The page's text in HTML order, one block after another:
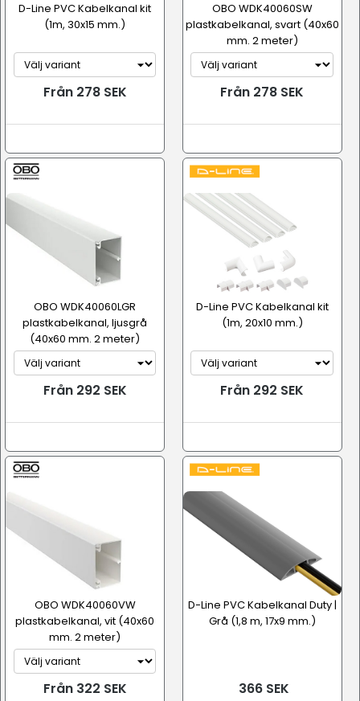
D-Line PVC Kabelkanal kit
(1m, 30x15 mm.)
Från 278 SEK
OBO WDK40060SW
plastkabelkanal, svart (40x60
mm. 2 meter)
Från 278 SEK
OBO WDK40060LGR
plastkabelkanal, ljusgrå
(40x60 mm. 2 meter)
Från 292 SEK
D-Line PVC Kabelkanal kit
(1m, 20x10 mm.)
Från 292 SEK
OBO WDK40060VW
plastkabelkanal, vit (40x60
mm. 2 meter)
Från 322 SEK
D-Line PVC Kabelkanal Duty |
Grå (1,8 m, 17x9 mm.)
366 SEK